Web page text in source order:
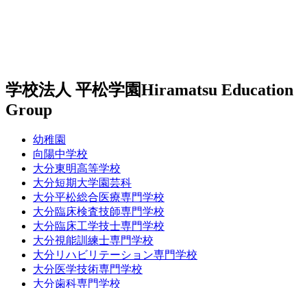
学校法人 平松学園Hiramatsu Education
Group
幼稚園
向陽中学校
大分東明高等学校
大分短期大学園芸科
大分平松総合医療専門学校
大分臨床検査技師専門学校
大分臨床工学技士専門学校
大分視能訓練士専門学校
大分リハビリテーション専門学校
大分医学技術専門学校
大分歯科専門学校